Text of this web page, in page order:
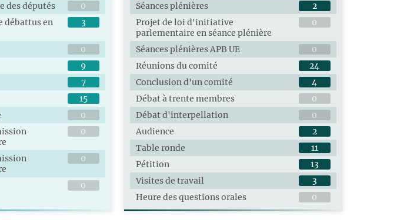
des députés
0
débattus en
3
0
9
7
15
0
0
0
0
Séances plénières
2
Projet de loi d'initiative
parlementaire en séance plénière
0
Séances plénières APB UE
0
Réunions du comité
24
Conclusion d'un comité
4
Débat à trente membres
0
Débat d'interpellation
0
Audience
2
Table ronde
11
Pétition
13
Visites de travail
3
Heure des questions orales
0